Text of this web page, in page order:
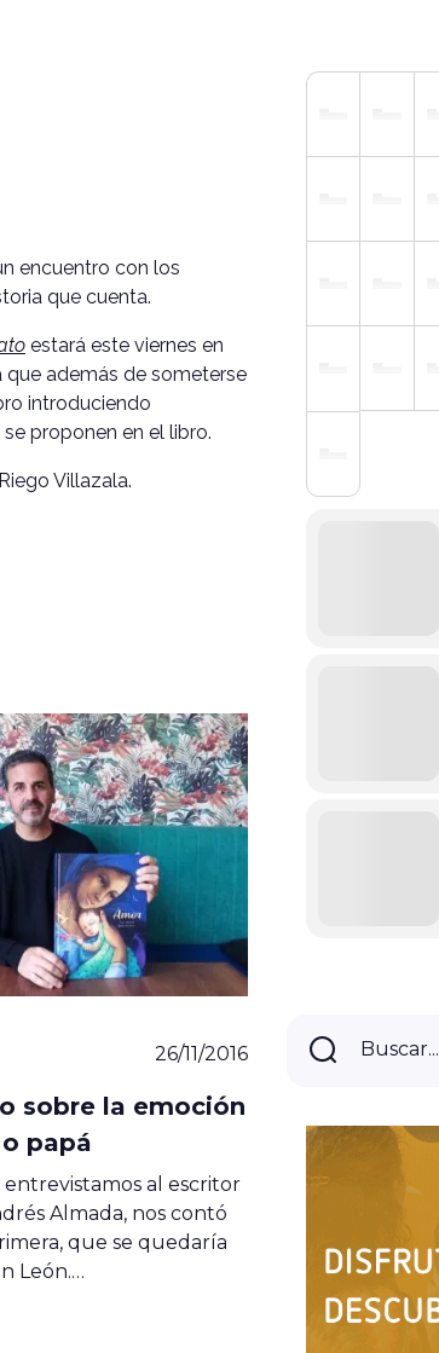
encuentro con los
que cuenta.
estará este viernes en
que además de someterse
introduciendo
proponen en el libro.
Villazala.
26/11/2016
sobre la emoción
papá
al escritor
Almada, nos contó
que se quedaría
León.…
Buscar...
Buscar